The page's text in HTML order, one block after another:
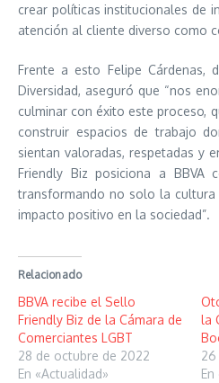
crear políticas institucionales de
atención al cliente diverso como
Frente a esto Felipe Cárdenas,
Diversidad, aseguró que “nos
culminar con éxito este proceso,
construir espacios de trabajo
sientan valoradas, respetadas y
Friendly Biz posiciona a BBVA
transformando no solo la
impacto positivo en la sociedad”.
Relacionado
BBVA recibe el Sello
Friendly Biz de la Cámara de
Comerciantes LGBT
28 de octubre de 2022
En «Actualidad»
la